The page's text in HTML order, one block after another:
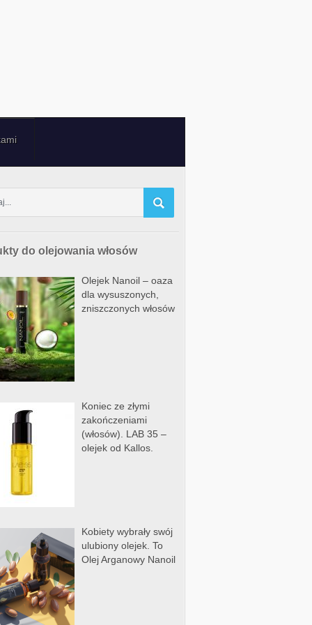
do olejowania włosów
Olejek Nanoil – oaza
dla wysuszonych,
zniszczonych włosów
Koniec ze złymi
zakończeniami
(włosów). LAB 35 –
olejek od Kallos.
Kobiety wybrały swój
ulubiony olejek. To
Olej Arganowy Nanoil